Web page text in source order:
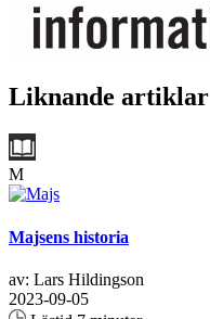
Liknande artiklar
M
Majsens historia
av: Lars Hildingson
2023-09-05